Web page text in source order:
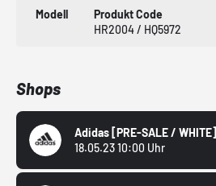
Modell
Produkt Code
HR2004 / HQ5972
Shops
Adidas [PRE-SALE / WHITE]
18.05.23 10:00 Uhr